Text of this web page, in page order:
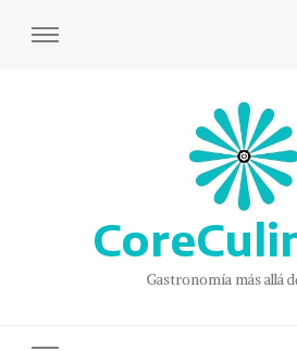
Gastronomía más allá